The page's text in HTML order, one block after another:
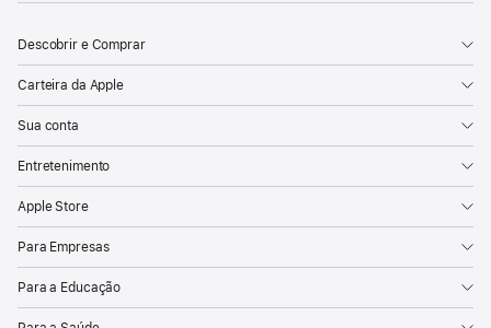
Descobrir e Comprar
Carteira da Apple
Sua conta
Entretenimento
Apple Store
Para Empresas
Para a Educação